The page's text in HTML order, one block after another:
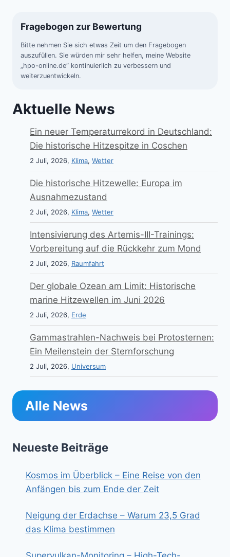
Fragebogen zur Bewertung
Bitte nehmen Sie sich etwas Zeit um den Fragebogen
auszufüllen. Sie würden mir sehr helfen, meine Website
„hpo-online.de“ kontinuierlich zu verbessern und
weiterzuentwickeln.
Aktuelle News
Ein neuer Temperaturrekord in Deutschland:
Die historische Hitzespitze in Coschen
2 Juli, 2026, Klima, Wetter
Die historische Hitzewelle: Europa im
Ausnahmezustand
2 Juli, 2026, Klima, Wetter
Intensivierung des Artemis-III-Trainings:
Vorbereitung auf die Rückkehr zum Mond
2 Juli, 2026, Raumfahrt
Der globale Ozean am Limit: Historische
marine Hitzewellen im Juni 2026
2 Juli, 2026, Erde
Gammastrahlen-Nachweis bei Protosternen:
Ein Meilenstein der Sternforschung
2 Juli, 2026, Universum
Alle News
Neueste Beiträge
Kosmos im Überblick – Eine Reise von den
Anfängen bis zum Ende der Zeit
Neigung der Erdachse – Warum 23,5 Grad
das Klima bestimmen